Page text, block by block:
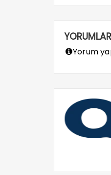
YORUMLAR
Yorum